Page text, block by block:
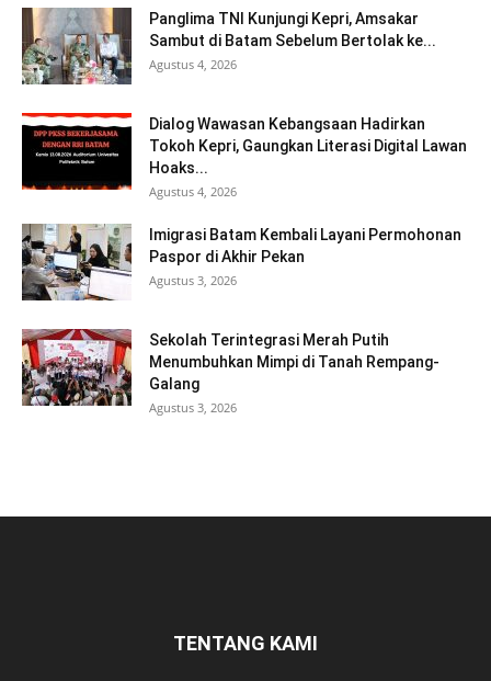
Panglima TNI Kunjungi Kepri, Amsakar
Sambut di Batam Sebelum Bertolak ke...
Agustus 4, 2026
Dialog Wawasan Kebangsaan Hadirkan
Tokoh Kepri, Gaungkan Literasi Digital Lawan
Hoaks...
Agustus 4, 2026
Imigrasi Batam Kembali Layani Permohonan
Paspor di Akhir Pekan
Agustus 3, 2026
Sekolah Terintegrasi Merah Putih
Menumbuhkan Mimpi di Tanah Rempang-
Galang
Agustus 3, 2026
TENTANG KAMI